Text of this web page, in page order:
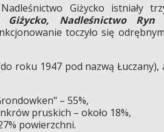
Giżycko istniały
Giżycko, Nadleśnictwo Ryn
toczyło się
roku 1947 pod nazwą Łuczany),
– 55%,
pruskich – około 18%,
powierzchni.